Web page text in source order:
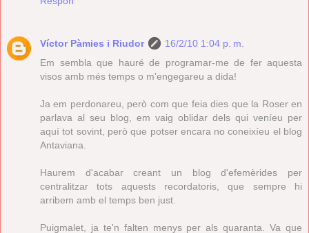
Víctor Pàmies i Riudor
16/2/10 1:04 p. m.
Em sembla que hauré de programar-me de fer aquesta
visos amb més temps o m'engegareu a dida!
Ja em perdonareu, però com que feia dies que la Roser en
parlava al seu blog, em vaig oblidar dels qui veníeu per
aquí tot sovint, però que potser encara no coneixíeu el blog
Antaviana.
Haurem d'acabar creant un blog d'efemèrides per
centralitzar tots aquests recordatoris, que sempre hi
arribem amb el temps ben just.
Puigmalet, ja te'n falten menys per als quaranta. Va que